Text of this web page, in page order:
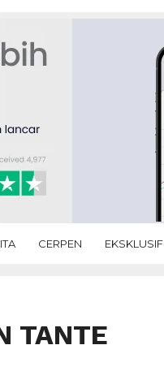
CERPEN EKSKLUSIF
TANTE